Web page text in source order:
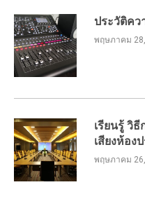
ประวัติคว
พฤษภาคม
เรียนรู้ วิธี
เสียงห้อง
พฤษภาคม